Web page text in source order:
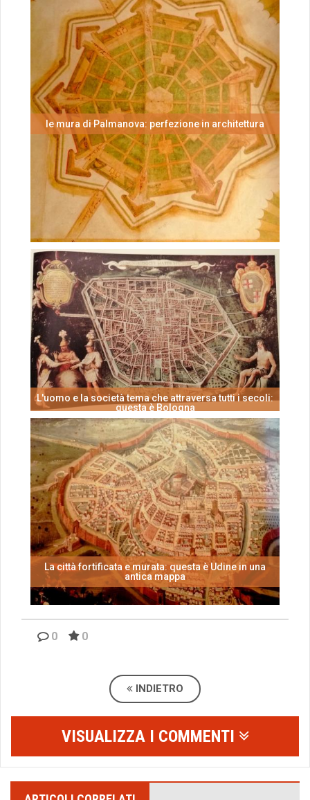
le mura di Palmanova: perfezione in architettura
L'uomo e la società tema che attraversa tutti i secoli:
questa è Bologna
La città fortificata e murata: questa è Udine in una
antica mappa
0 0
INDIETRO
VISUALIZZA I COMMENTI